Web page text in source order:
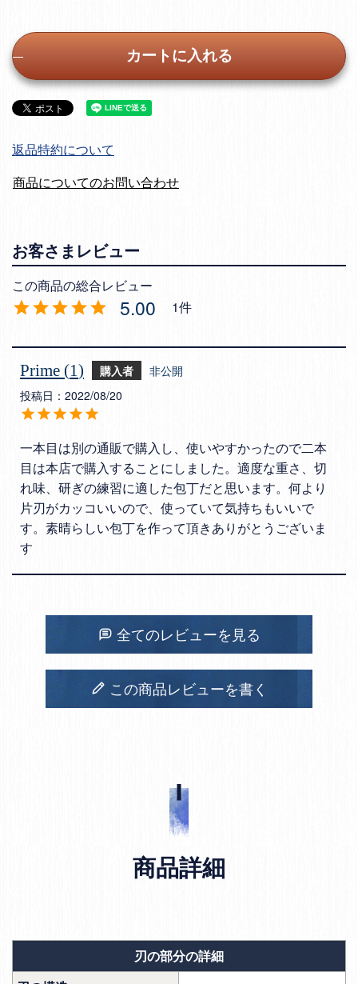
カートに入れる
返品特約について
商品についてのお問い合わせ
5.00 1
Prime 1 購入者
非公開
投稿日
2022/08/20
一本目は別の通販で購入し、使いやすかったので二本
目は本店で購入することにしました。適度な重さ、切
れ味、研ぎの練習に適した包丁だと思います。何より
片刃がカッコいいので、使っていて気持ちもいいで
す。素晴らしい包丁を作って頂きありがとうございま
す
全てのレビューを見る
この商品レビューを書く
商品詳細
刃の部分の詳細